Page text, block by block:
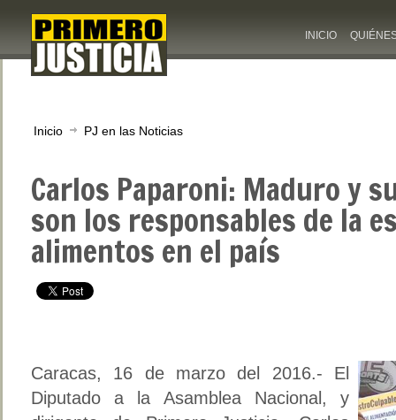
INICIO
Inicio PJ en las Noticias
Carlos Paparoni: Maduro y
son los responsables de la
alimentos en el país
Caracas, 16 de marzo del 2016.- El
Diputado a la Asamblea Nacional, y